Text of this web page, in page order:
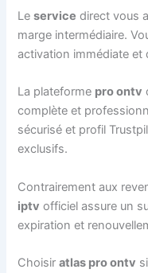
Leservice direct vous
marge intermédiaire.
activation immédiate et
La plateforme pro ontv
complète et
sécurisé et profil
exclusifs.
Contrairement aux
iptv officiel assure un
expiration et
Choisiratlas pro ontv